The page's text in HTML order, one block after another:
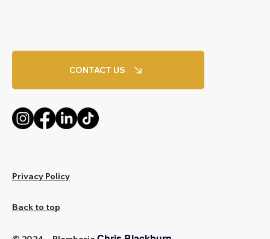
CONTACT US
Privacy Policy
Back to top